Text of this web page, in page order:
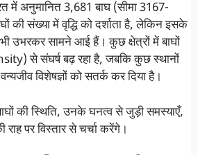
में अनुमानित 3,681 बाघ (सीमा 3167-
की संख्या में वृद्धि को दर्शाता है, लेकिन इसके
उभरकर सामने आई हैं। कुछ क्षेत्रों में बाघों
से संघर्ष बढ़ रहा है, जबकि कुछ स्थानों
विशेषज्ञों को सतर्क कर दिया है।
की स्थिति, उनके घनत्व से जुड़ी समस्याएँ,
पर विस्तार से चर्चा करेंगे।